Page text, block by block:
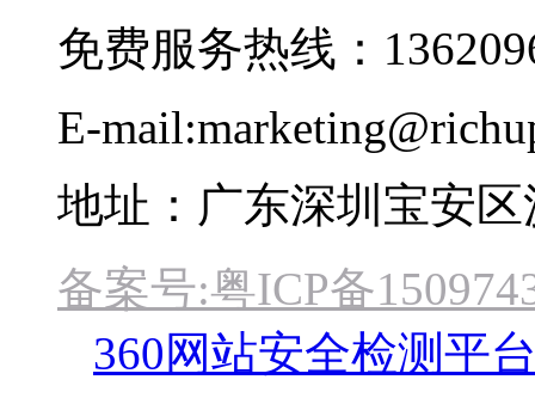
免费服务热线：
E-
地址：广东深圳宝安
备案号:粤ICP备
360网站安全检测平